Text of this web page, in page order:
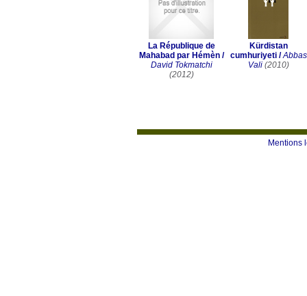
La République de
Mahabad par Hémèn/
David Tokmatchi
(2012)
Kürdistan
cumhuriyeti/Abbas
Vali(2010)
Mentions